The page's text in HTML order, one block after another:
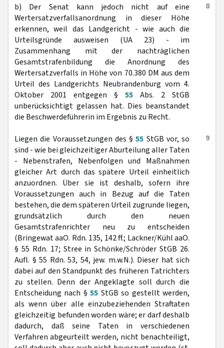
8
b) Der Senat kann jedoch nicht auf eine
Wertersatzverfallsanordnung in dieser Höhe
erkennen, weil das Landgericht - wie auch die
Urteilsgründe ausweisen (UA 23) - im
Zusammenhang mit der nachträglichen
Gesamtstrafenbildung die Anordnung des
Wertersatzverfalls in Höhe von 70.380 DM aus dem
Urteil des Landgerichts Neubrandenburg vom 4.
Oktober 2001 entgegen § 55 Abs. 2 StGB
unberücksichtigt gelassen hat. Dies beanstandet
die Beschwerdeführerin im Ergebnis zu Recht.
9
Liegen die Voraussetzungen des §55 StGB vor, so
sind - wie bei gleichzeitiger Aburteilung aller Taten
- Nebenstrafen, Nebenfolgen und Maßnahmen
gleicher Art durch das spätere Urteil einheitlich
anzuordnen. Über sie ist deshalb, sofern ihre
Voraussetzungen auch in Bezug auf die Taten
bestehen, die dem späteren Urteil zugrunde liegen,
grundsätzlich durch den neuen
Gesamtstrafenrichter neu zu entscheiden
(Bringewat aaO. Rdn. 135, 142 ff.; Lackner/Kühl aaO.
§ 55 Rdn. 17; Stree in Schönke/Schröder StGB 26.
Aufl. § 55 Rdn. 53, 54, jew. m.w.N.). Dieser hat sich
dabei auf den Standpunkt des früheren Tatrichters
zu stellen. Denn der Angeklagte soll durch die
Entscheidung nach §55 StGB so gestellt werden,
als wenn über alle einzubeziehenden Straftaten
gleichzeitig befunden worden wäre; er darf deshalb
dadurch, daß seine Taten in verschiedenen
Verfahren abgeurteilt werden, nicht benachteiligt,